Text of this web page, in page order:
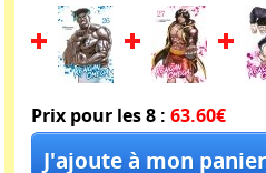
Prix pour les 8 : 63.60€